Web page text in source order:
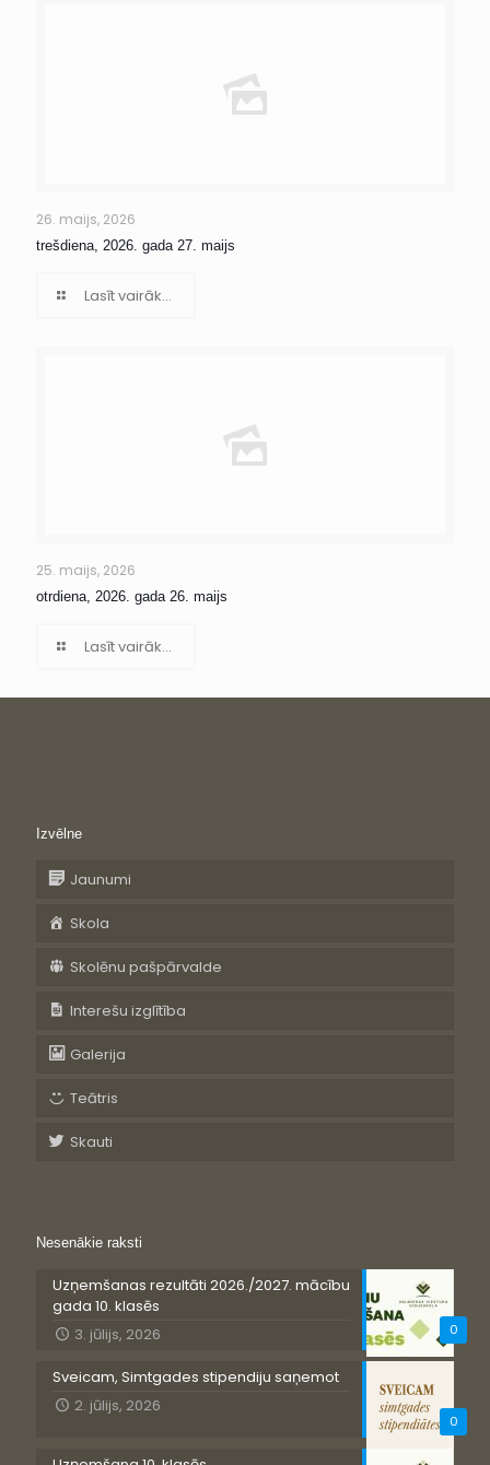
26. maijs, 2026
trešdiena, 2026. gada 27. maijs
Lasīt vairāk...
25. maijs, 2026
otrdiena, 2026. gada 26. maijs
Lasīt vairāk...
Izvēlne
Jaunumi
Skola
Skolēnu pašpārvalde
Interešu izglītība
Galerija
Teātris
Skauti
Nesenākie raksti
0
Uzņemšanas rezultāti 2026./2027. mācību
gada 10. klasēs
3. jūlijs, 2026
0
Sveicam, Simtgades stipendiju saņemot
2. jūlijs, 2026